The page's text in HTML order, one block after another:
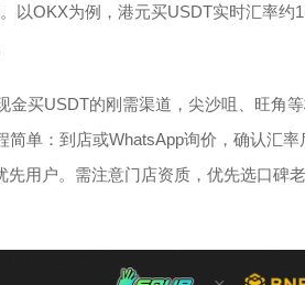
以OKX为例，港元买USDT实时汇率
金买USDT的刚需渠道，尖沙咀、旺角
简单：到店或WhatsApp询价，确认汇
先用户。需注意门店资质，优先选口碑